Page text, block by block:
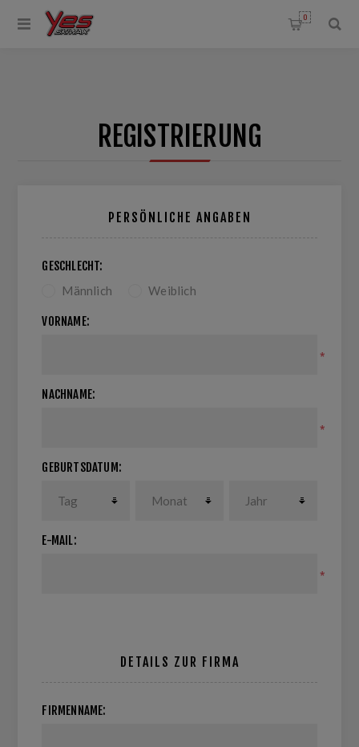
0
REGISTRIERUNG
PERSÖNLICHE ANGABEN
GESCHLECHT:
Männlich Weiblich
VORNAME:
*
NACHNAME:
*
GEBURTSDATUM:
E-MAIL:
*
DETAILS ZUR FIRMA
FIRMENNAME: